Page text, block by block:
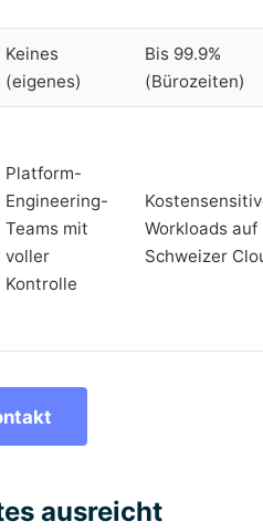
Keines
(eigenes)
Bis 99.9%
(Bürozeiten)
Platform-
Engineering-
Teams mit
voller
Kontrolle
Workloads auf
Schweizer
ausreicht